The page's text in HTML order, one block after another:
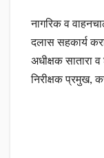
नागरिक व
दलास सहकार्य
अधीक्षक सातारा
निरीक्षक प्रमुख,